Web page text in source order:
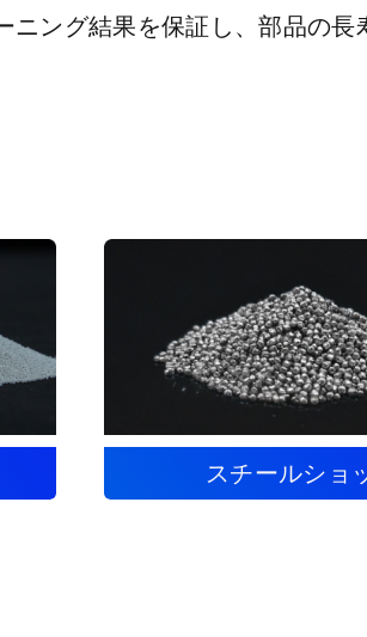
ング結果を保証し、部品の長
スチールショ